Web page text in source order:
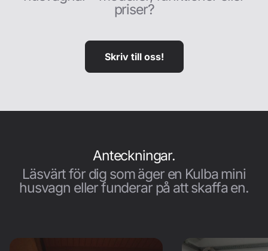
priser?
Skriv till oss!
Anteckningar.
Läsvärt för dig som äger en Kulba mini
husvagn eller funderar på att skaffa en.